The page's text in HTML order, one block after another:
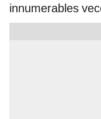
innumerables